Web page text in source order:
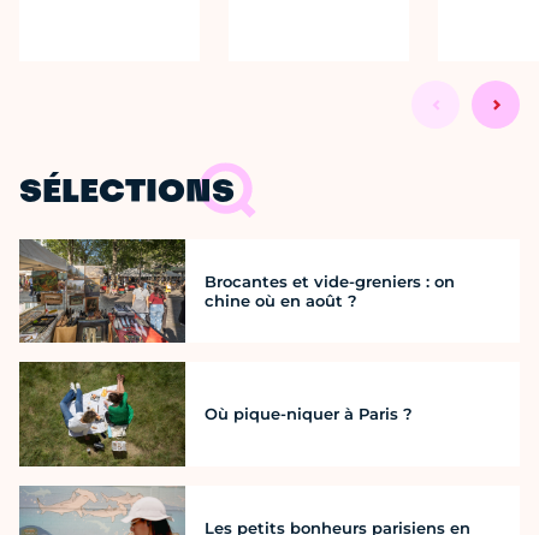
SÉLECTIONS
Brocantes et vide-greniers : on
chine où en août ?
Où pique-niquer à Paris ?
Les petits bonheurs parisiens en